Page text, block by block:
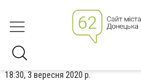
18:30, 3 вересня 2020 р.